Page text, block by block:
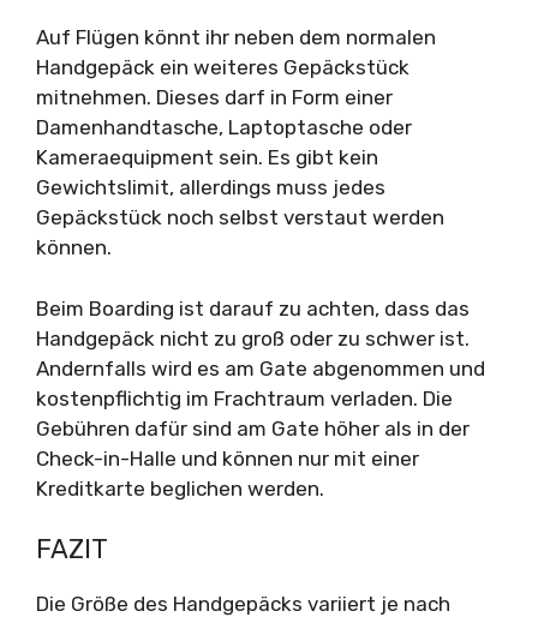
Auf Flügen könnt ihr neben dem normalen
Handgepäck ein weiteres Gepäckstück
mitnehmen. Dieses darf in Form einer
Damenhandtasche, Laptoptasche oder
Kameraequipment sein. Es gibt kein
Gewichtslimit, allerdings muss jedes
Gepäckstück noch selbst verstaut werden
können.
Beim Boarding ist darauf zu achten, dass das
Handgepäck nicht zu groß oder zu schwer ist.
Andernfalls wird es am Gate abgenommen und
kostenpflichtig im Frachtraum verladen. Die
Gebühren dafür sind am Gate höher als in der
Check-in-Halle und können nur mit einer
Kreditkarte beglichen werden.
FAZIT
Die Größe des Handgepäcks variiert je nach